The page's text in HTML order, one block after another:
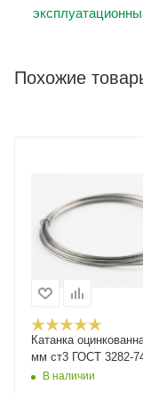
Похожие
Катанка
мм ст3 ГОСТ 3282-
В наличии